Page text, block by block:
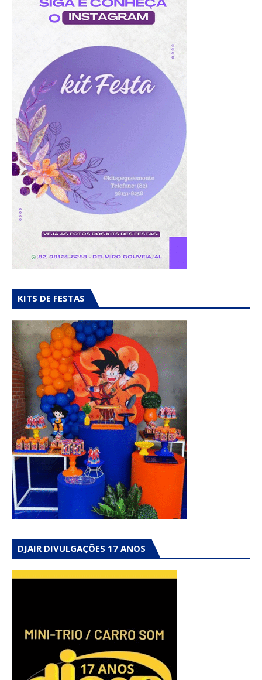
KITS DE FESTAS
DJAIR DIVULGAÇÕES 17 ANOS